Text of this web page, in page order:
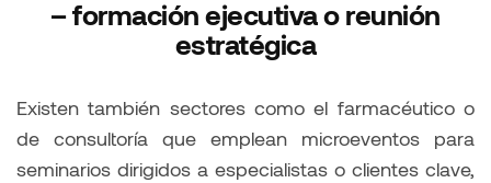
– formación ejecutiva o reunión
estratégica
Existen también sectores como el farmacéutico o
de consultoría que emplean microeventos para
seminarios dirigidos a especialistas o clientes clave,